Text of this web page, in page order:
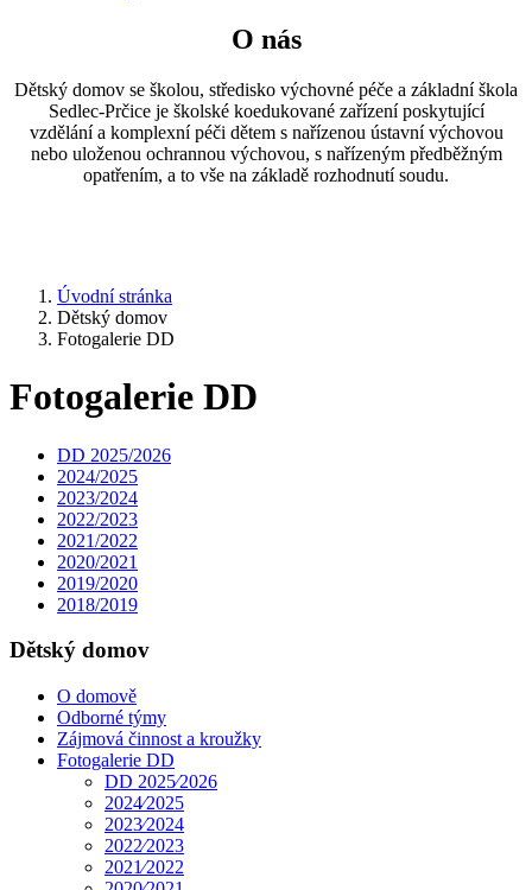
O nás
Dětský domov se školou, středisko výchovné péče a základní škola
Sedlec-Prčice je školské koedukované zařízení poskytující
vzdělání a komplexní péči dětem s nařízenou ústavní výchovou
nebo uloženou ochrannou výchovou, s nařízeným předběžným
opatřením, a to vše na základě rozhodnutí soudu.
Úvodní stránka
Dětský domov
Fotogalerie DD
Fotogalerie DD
DD 2025/2026
2024/2025
2023/2024
2022/2023
2021/2022
2020/2021
2019/2020
2018/2019
Dětský domov
O domově
Odborné týmy
Zájmová činnost a kroužky
Fotogalerie DD
DD 2025⁄2026
2024⁄2025
2023⁄2024
2022⁄2023
2021⁄2022